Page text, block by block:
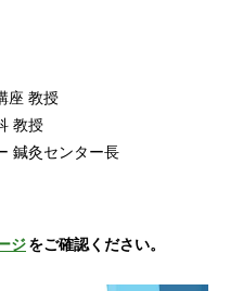
座 教授
教授
鍼灸センター長
ジをご確認ください。